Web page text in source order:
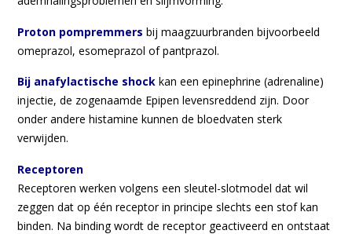
Proton pompremmers bij maagzuurbranden bijvoorbeeld
omeprazol, esomeprazol of pantprazol.
Bij anafylactische shock kan een epinephrine (adrenaline)
injectie, de zogenaamde Epipen levensreddend zijn. Door
onder andere histamine kunnen de bloedvaten sterk
verwijden.
Receptoren
Receptoren werken volgens een sleutel-slotmodel dat wil
zeggen dat op één receptor in principe slechts een stof kan
binden. Na binding wordt de receptor geactiveerd en ontstaat